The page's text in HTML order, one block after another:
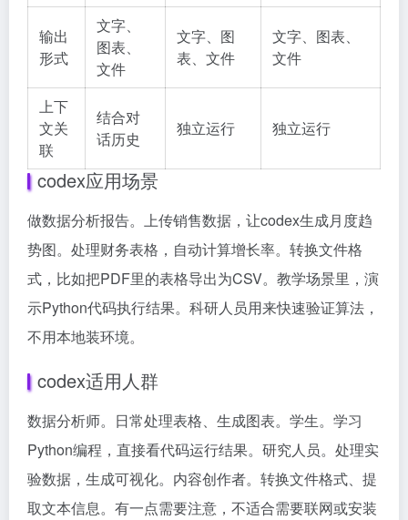
输出
形式
文字、
图表、
文件
文字、图
表、文件
文字、图表、
文件
上下
文关
联
结合对
话历史
独立运行 独立运行
codex应用场景
做数据分析报告。上传销售数据，让codex生成月度趋
势图。处理财务表格，自动计算增长率。转换文件格
式，比如把PDF里的表格导出为CSV。教学场景里，演
示Python代码执行结果。科研人员用来快速验证算法，
不用本地装环境。
codex适用人群
数据分析师。日常处理表格、生成图表。学生。学习
Python编程，直接看代码运行结果。研究人员。处理实
验数据，生成可视化。内容创作者。转换文件格式、提
取文本信息。有一点需要注意，不适合需要联网或安装